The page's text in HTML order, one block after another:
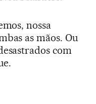
nossa
as mãos. Ou
com